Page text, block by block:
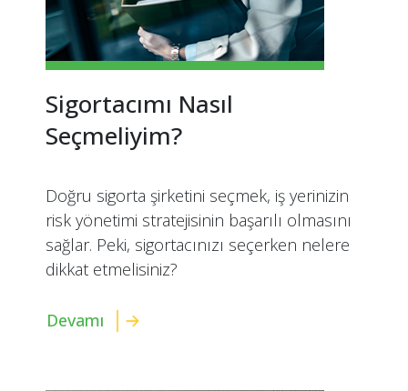
Sigortacımı Nasıl
Seçmeliyim?
Doğru sigorta şirketini seçmek, iş yerinizin
risk yönetimi stratejisinin başarılı olmasını
sağlar. Peki, sigortacınızı seçerken nelere
dikkat etmelisiniz?
Devamı